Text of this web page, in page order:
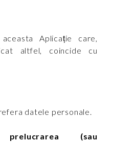
Aplicație care,
altfel, coincide cu
datele personale.
(sau